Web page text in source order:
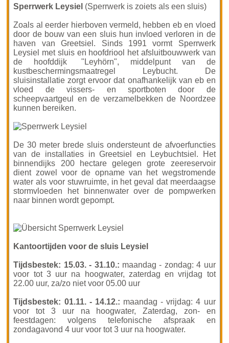
Sperrwerk Leysiel (Sperrwerk is zoiets als een sluis)
Zoals al eerder hierboven vermeld, hebben eb en vloed
door de bouw van een sluis hun invloed verloren in de
haven van Greetsiel. Sinds 1991 vormt Sperrwerk
Leysiel met sluis en hoofdriool het afsluitbouwwerk van
de hoofddijk
"Leyhörn", middelpunt van de
kustbeschermingsmaatregel Leybucht. De
sluisinstallatie zorgt ervoor dat onafhankelijk van eb en
vloed de vissers- en sportboten door de
scheepvaartgeul en de verzamelbekken de Noordzee
kunnen bereiken.
De 30 meter brede sluis ondersteunt de afvoerfuncties
van de installaties in Greetsiel en Leybuchtsiel. Het
binnendijks 200 hectare gelegen grote zeereservoir
dient zowel voor de opname van het wegstromende
water als voor stuwruimte, in het geval dat meerdaagse
stormvloeden het binnenwater over de pompwerken
naar binnen wordt gepompt.
Kantoortijden voor de sluis Leysiel
Tijdsbestek: 15.03. - 31.10.: maandag - zondag: 4 uur
voor tot 3 uur na hoogwater, zaterdag en vrijdag tot
22.00 uur, za/zo niet voor 05.00 uur
Tijdsbestek: 01.11. - 14.12.: maandag - vrijdag: 4 uur
voor tot 3 uur na hoogwater, Zaterdag, zon- en
feestdagen: volgens telefonische afspraak en
zondagavond 4 uur voor tot 3 uur na hoogwater.